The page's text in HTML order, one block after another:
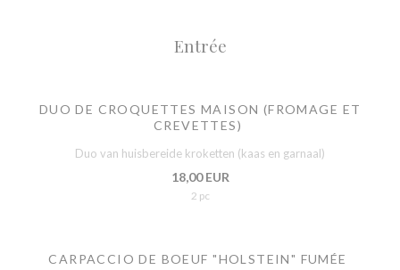
Entrée
DUO DE CROQUETTES MAISON (FROMAGE ET
CREVETTES)
Duo van huisbereide kroketten (kaas en garnaal)
18,00 EUR
2 pc
CARPACCIO DE BOEUF "HOLSTEIN" FUMÉE